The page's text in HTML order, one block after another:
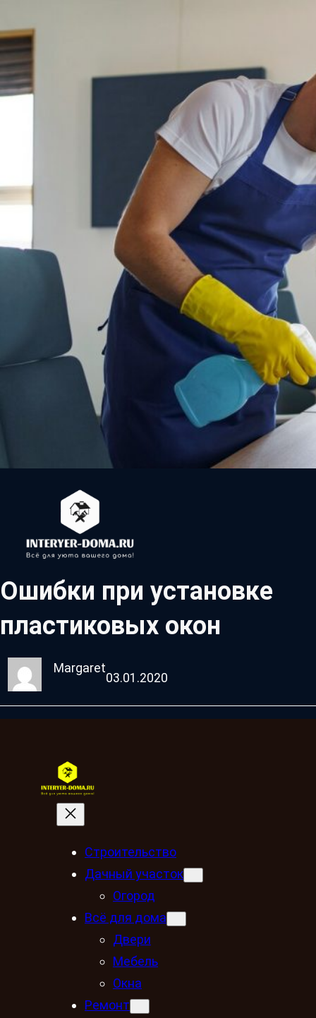
Ошибки при установке
пластиковых окон
Margaret
03.01.2020
Строительство
Дачный участок
Огород
Всё для дома
Двери
Мебель
Окна
Ремонт